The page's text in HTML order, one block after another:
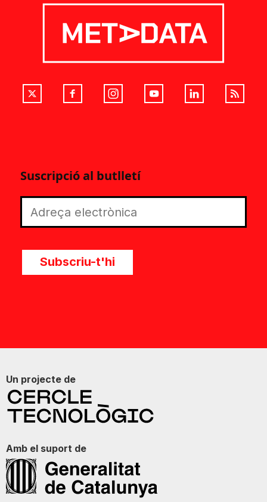
Suscripció al butlletí
Subscriu-t'hi
Un projecte de
Amb el suport de